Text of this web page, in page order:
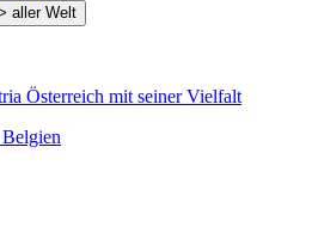
Österreich mit seiner Vielfalt